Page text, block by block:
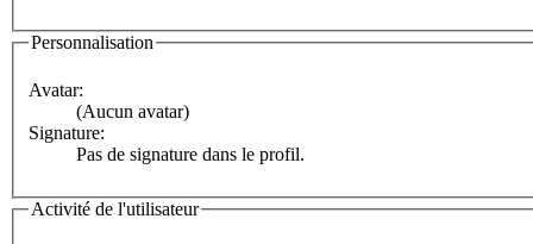
Personnalisation
Avatar:
(Aucun avatar)
Signature:
Pas de signature dans le profil.
Activité de l'utilisateur